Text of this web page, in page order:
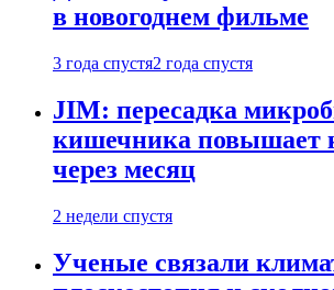
в новогоднем фильме
3 года спустя2 года спустя
JIM: пересадка
кишечника повышает
через месяц
2 недели спустя
Ученые связали